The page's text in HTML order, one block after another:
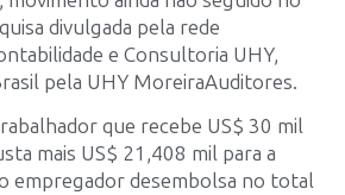
divulgada pela rede
e Consultoria UHY,
pela UHY Moreira­Auditores.
que recebe US$ 30 mil
mais US$ 21,408 mil para a
empregador desembolsa no total